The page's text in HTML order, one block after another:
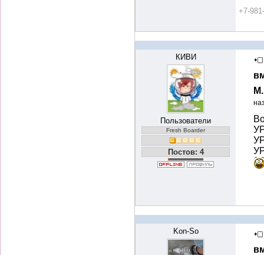
+7-
КИВИ
Пользователи
Fresh Boarder
Постов: 4
Kon-So